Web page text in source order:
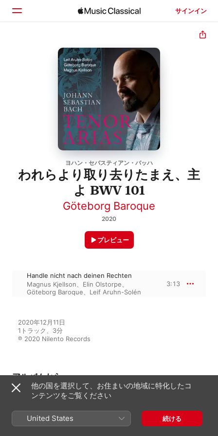
サインイン
見つける
ヨハン・セバスティアン・バッハ
われらより取り去りたまえ、主
よ BWV 101
Göteborg Baroque
2020
プレビュー
Handle nicht nach deinen Rechten
Magnus Kjellson
Elin Olstorpe
Göteborg Baroque
Leif Aruhn-Solén
3:13
2020年12月11日
1トラック、3分
℗ 2020 Nilento Records
アルバムから
Bach: Tenor Arias
Magnus Kjellson 、
Solén、Göteborg Baroque
他の国を選択して、お住まいの地域に特化したコ
ンテンツをご覧ください
United States 続ける